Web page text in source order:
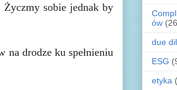
Życzmy sobie jednak by
na drodze ku spełnieniu
ów
due
ESG
etyka